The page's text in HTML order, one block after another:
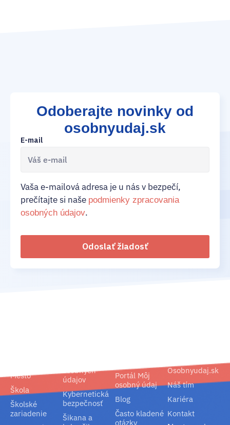
Odoberajte novinky od
osobnyudaj.sk
E-mail
Vaša e-mailová adresa je u nás v bezpečí,
prečítajte si naše podmienky zpracovania
osobných údajov.
Odoslať žiadosť
Mesto
Škola
Školské
zariadenie
osobných
údajov
Kybernetická
bezpečnosť
Šikana a
Portál Môj
osobný údaj
Blog
Často kladené
otázky
Osobnyudaj.sk
Náš tím
Kariéra
Kontakt